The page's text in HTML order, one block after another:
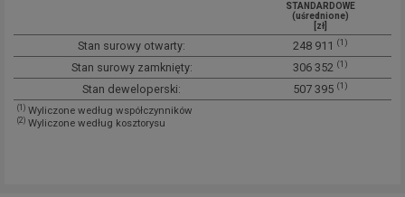
STANDARDOWE
(uśrednione)
[zł]
Stan surowy otwarty: 248 911 (1)
Stan surowy zamknięty: 306 352 (1)
Stan deweloperski: 507 395 (1)
(1) Wyliczone według współczynników
(2) Wyliczone według kosztorysu